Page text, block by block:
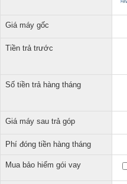
Giá máy gốc
Tiền trả trước
Số tiền trả hàng tháng
Giá máy sau trả góp
Phí đóng tiền hàng tháng
Mua bảo hiểm gói vay